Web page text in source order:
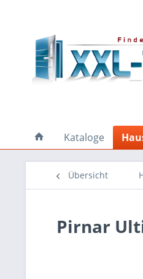
Kataloge
Übersicht
Pirnar